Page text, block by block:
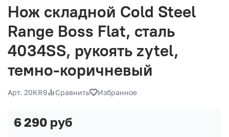
Нож складной Cold Steel
Range Boss Flat, сталь
4034SS, рукоять zytel,
темно-коричневый
Арт. 20KR9 Сравнить Избранное
6 290 руб